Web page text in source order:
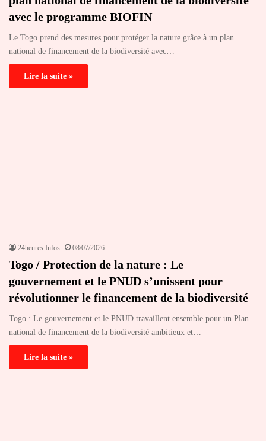
avec le programme BIOFIN
Le Togo prend des mesures pour protéger la nature grâce à un plan
national de financement de la biodiversité avec…
Lire la suite »
24heures Infos 08/07/2026
Togo / Protection de la nature : Le
gouvernement et le PNUD s’unissent pour
révolutionner le financement de la biodiversité
Togo : Le gouvernement et le PNUD travaillent ensemble pour un Plan
national de financement de la biodiversité ambitieux et…
Lire la suite »